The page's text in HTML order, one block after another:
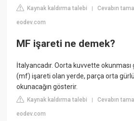
Kaynak kaldırma talebi |Cevabın
eodev.com
MF işareti ne demek?
İtalyancadır. Oorta kuvvette
(mf) işareti olan yerde, parça orta
okunacağın gösterir.
Kaynak kaldırma talebi |Cevabın
eodev.com